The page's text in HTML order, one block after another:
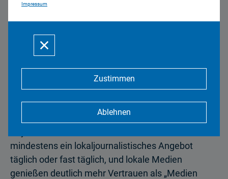
Impressum
Zustimmen
Ablehnen
Lokaljournalismus in Bayern:
Starkes Standing, aber kein
Selbstläufer - Studie
bestätigt hohes Vertrauen in
lokale Medien
Lokaljournalismus ist im Alltag der Menschen in
mindestens ein lokaljournalistisches Angebot
täglich oder fast täglich, und lokale Medien
genießen deutlich mehr Vertrauen als „Medien